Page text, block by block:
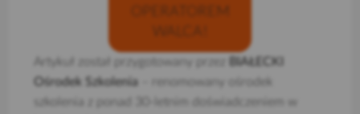
OPERATOREM
WALCA!
Artykuł został przygotowany przez
BIAŁECKI
Ośrodek Szkolenia – renomowany ośrodek
szkolenia z ponad 30-letnim doświadczeniem w